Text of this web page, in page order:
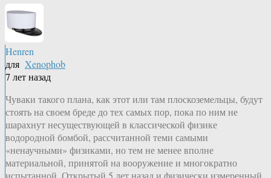
Henren
для Xenophob
7 лет назад
Чуваки такого плана, как этот или там плоскоземельцы, будут
стоять на своем бреде до тех самых пор, пока по ним не
шарахнут несуществующей в классической физике
водородной бомбой, рассчитанной теми самыми
«ненаучными» физиками, но тем не менее вполне
материальной, принятой на вооружение и многократно
испытанной. Открытый 5 лет назад и физически измеренный